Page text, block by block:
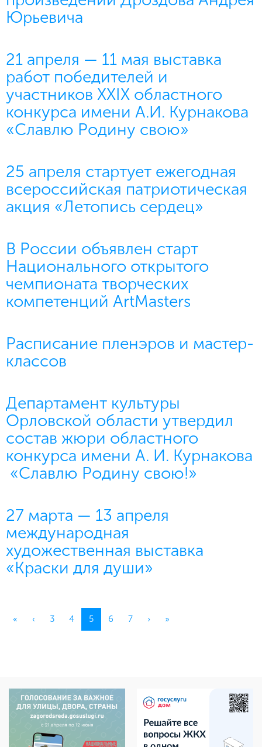
Юрьевича
21 апреля — 11 мая выставка
работ победителей и
участников XXIX областного
конкурса имени А.И. Курнакова
«Славлю Родину свою»
25 апреля стартует ежегодная
всероссийская патриотическая
акция «Летопись сердец»
В России объявлен старт
Национального открытого
чемпионата творческих
компетенций ArtMasters
Расписание пленэров и мастер-
классов
Департамент культуры
Орловской области утвердил
состав жюри областного
конкурса имени А. И. Курнакова
«Славлю Родину свою!»
27 марта — 13 апреля
международная
художественная выставка
«Краски для души»
« ‹ 3 4 5(current)
6 7 › »